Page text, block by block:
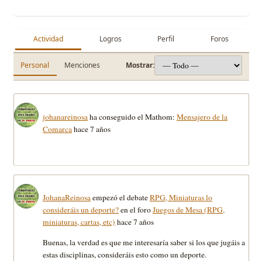
Actividad Logros Perfil Foros
Personal Menciones Mostrar:
johanareinosaha conseguido el Mathom: Mensajero de la
Comarcahace 7 años
JohanaReinosaempezó el debateRPG, Miniaturas lo
consideráis un deporte?en el foroJuegos de Mesa (RPG,
miniaturas, cartas, etc) hace 7 años
Buenas, la verdad es que me interesaría saber si los que jugáis a
estas disciplinas, consideráis esto como un deporte.